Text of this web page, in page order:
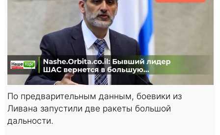
По предварительным данным, боевики из
Ливана запустили две ракеты большой
дальности.